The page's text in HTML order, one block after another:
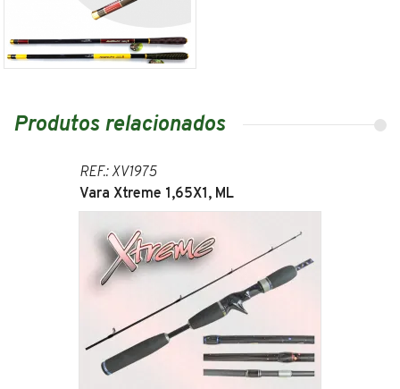
Produtos relacionados
REF.: XV1975
Vara Xtreme 1,65X1, ML